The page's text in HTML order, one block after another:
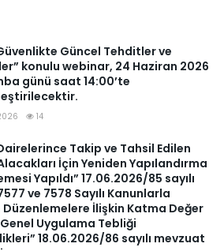
Güncel Tehditler ve
konulu webinar, 24 Haziran 2026
günü saat 14:00’te
14
Takip ve Tahsil Edilen
İçin Yeniden Yapılandırma
Yapıldı” 17.06.2026/85 sayılı
ve 7578 Sayılı Kanunlarla
Düzenlemelere İlişkin Katma Değer
Uygulama Tebliği
18.06.2026/86 sayılı mevzuat